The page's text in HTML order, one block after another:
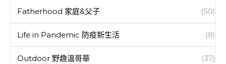
Fatherhood 家庭&父子 (50)
Life in Pandemic 防疫新生活 (8)
Outdoor 野趣溫哥華 (37)